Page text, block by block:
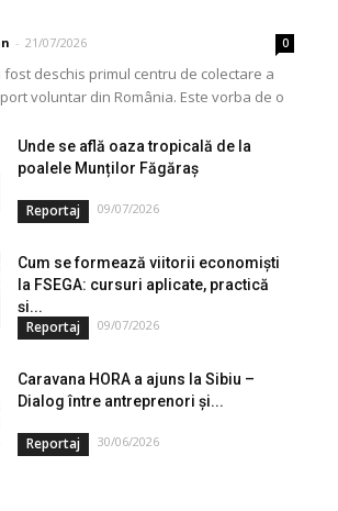
- 21/07/2026 0
fost deschis primul centru de colectare a
voluntar din România. Este vorba de o
Unde se află oaza tropicală de la
poalele Munților Făgăraș
Reportaj 09/07/2026
Cum se formează viitorii economiști
la FSEGA: cursuri aplicate, practică
și...
Reportaj 09/07/2026
Caravana HORA a ajuns la Sibiu –
Dialog între antreprenori și...
Reportaj 30/06/2026